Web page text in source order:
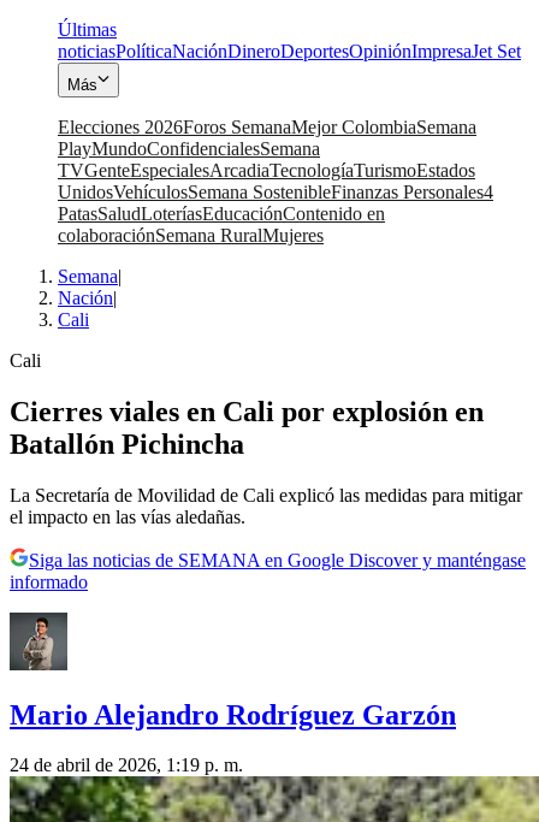
Últimas
noticiasPolíticaNaciónDineroDeportesOpiniónImpresaJet Set
Más
Elecciones 2026Foros SemanaMejor ColombiaSemana
PlayMundoConfidencialesSemana
TVGenteEspecialesArcadiaTecnologíaTurismoEstados
UnidosVehículosSemana SostenibleFinanzas Personales4
PatasSaludLoteríasEducaciónContenido en
colaboraciónSemana RuralMujeres
Semana|
Nación|
Cali
Cali
Cierres viales en Cali por explosión en
Batallón Pichincha
La Secretaría de Movilidad de Cali explicó las medidas para mitigar
el impacto en las vías aledañas.
Siga las noticias de SEMANA en Google Discover y manténgase
informado
Mario Alejandro Rodríguez Garzón
24 de abril de 2026, 1:19 p. m.